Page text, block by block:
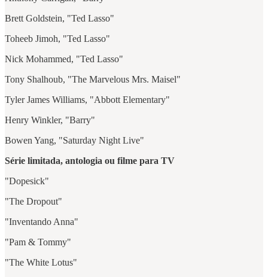
Brett Goldstein, "Ted Lasso"
Toheeb Jimoh, "Ted Lasso"
Nick Mohammed, "Ted Lasso"
Tony Shalhoub, "The Marvelous Mrs. Maisel"
Tyler James Williams, "Abbott Elementary"
Henry Winkler, "Barry"
Bowen Yang, "Saturday Night Live"
Série limitada, antologia ou filme para TV
"Dopesick"
"The Dropout"
"Inventando Anna"
"Pam & Tommy"
"The White Lotus"